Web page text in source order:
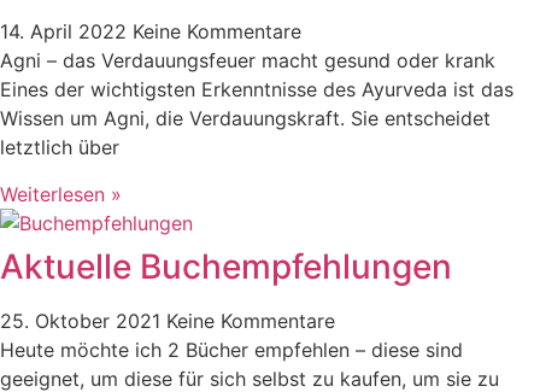
14. April 2022 Keine Kommentare
Agni – das Verdauungsfeuer macht gesund oder krank
Eines der wichtigsten Erkenntnisse des Ayurveda ist das
Wissen um Agni, die Verdauungskraft. Sie entscheidet
letztlich über
Weiterlesen »
Aktuelle Buchempfehlungen
25. Oktober 2021 Keine Kommentare
Heute möchte ich 2 Bücher empfehlen – diese sind
geeignet, um diese für sich selbst zu kaufen, um sie zu